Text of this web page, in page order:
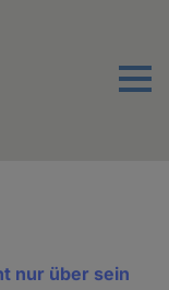
Menu
nur über sein